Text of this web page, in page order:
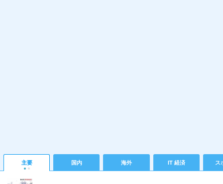
主要 国内 海外 IT 経済 ス